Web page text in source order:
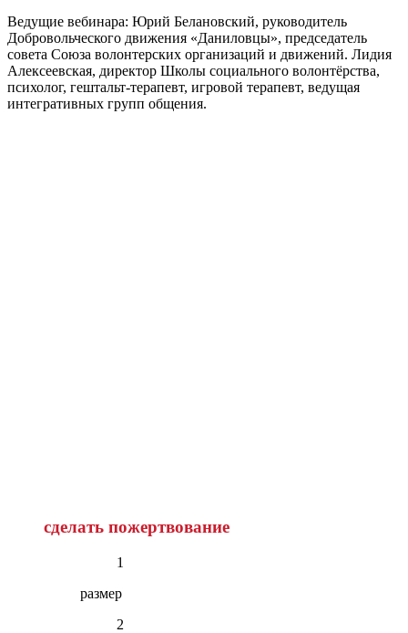
Ведущие вебинара: Юрий Белановский, руководитель
Добровольческого движения «Даниловцы», председатель
совета Союза волонтерских организаций и движений. Лидия
Алексеевская, директор Школы социального волонтёрства,
психолог, гештальт-терапевт, игровой терапевт, ведущая
интегративных групп общения.
сделать пожертвование
1
размер
2